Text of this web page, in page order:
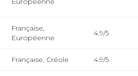
Française,
Européenne
4.9/5
Française, Créole 4.9/5